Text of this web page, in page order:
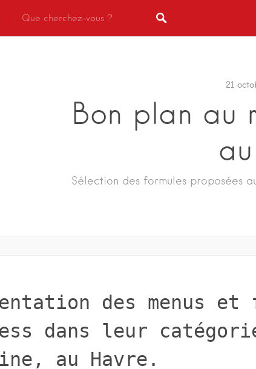
21
Bon plan au
Sélection des formules proposées
des menus et
dans leur
au Havre.